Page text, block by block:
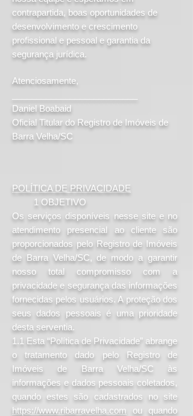
contrapartida, boas oportunidades de
desenvolvimento e crescimento
profissional e pessoal e garantia da
segurança jurídica.
Atenciosamente,
Daniel Boabaid
Oficial Titular do Registro de Imóveis de
Barra Velha/SC
POLÍTICA DE PRIVACIDADE
1 OBJETIVO
Os serviços disponíveis nesse site e no
atendimento presencial ao cliente são
proporcionados pelo Registro de Imóveis
de Barra Velha/SC, de modo a garantir
nosso total compromisso com a
privacidade e segurança das informações
fornecidas pelos usuários. A proteção dos
seus dados pessoais é uma prioridade
desta serventia.
1.1 Esta “Política de Privacidade” abrange
o tratamento dado pelo Registro de
Imóveis de Barra Velha/SC às
informações e dados pessoais coletados,
quando estes são cadastrados no site
https://www.ribarravelha.com
ou quando